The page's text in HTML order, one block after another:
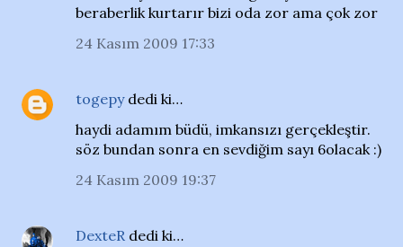
beraberlik kurtarır bizi oda zor ama çok zor
24 Kasım 2009 17:33
togepydedi ki…
haydi adamım büdü, imkansızı gerçekleştir.
söz bundan sonra en sevdiğim sayı 6olacak :)
24 Kasım 2009 19:37
DexteR dedi ki…